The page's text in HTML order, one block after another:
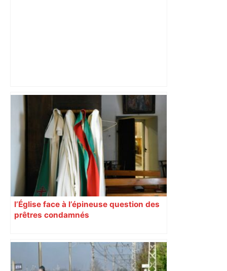
Près de Toulouse : dans cette zone
économique, un axe majeur va être
fermé en fin de soirée, voici les
déviations – Actu.fr
l’Église face à l’épineuse question des
prêtres condamnés